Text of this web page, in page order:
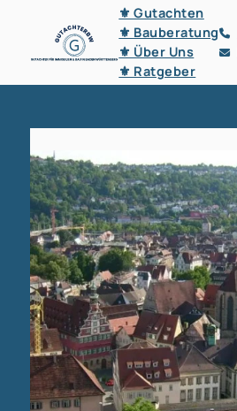
⚜ Gutachten
⚜ Bauberatung
⚜ Über Uns
⚜ Ratgeber